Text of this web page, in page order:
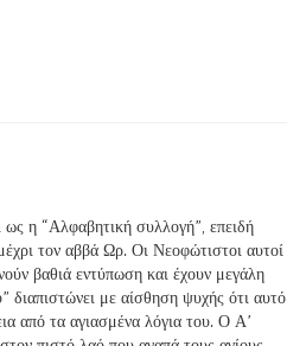
η “Αλφαβητική συλλογή”, επειδή
τον αββά Ωρ. Οι Νεοφώτιστοι αυτοί
βαθιά εντύπωση και έχουν μεγάλη
με αίσθηση ψυχής ότι αυτό
από τα αγιασμένα λόγια του. Ο Α’